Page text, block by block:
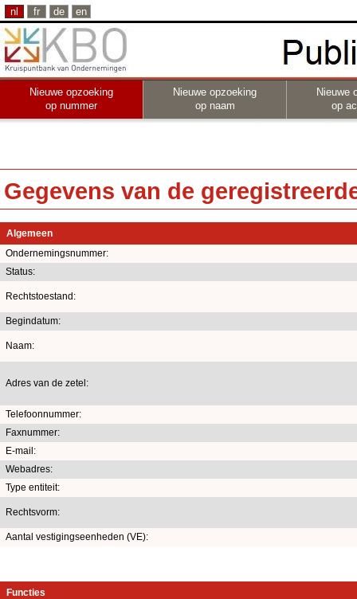
nl fr de en
Nieuwe opzoeking
op nummer
Nieuwe opzoeking
op naam
Nieuwe
op
Gegevens van de
Algemeen
Ondernemingsnummer:
Status:
Rechtstoestand:
Begindatum:
Naam:
Adres van de zetel:
Telefoonnummer:
Faxnummer:
E-mail:
Webadres:
Type entiteit:
Rechtsvorm:
Aantal vestigingseenheden (VE):
Functies